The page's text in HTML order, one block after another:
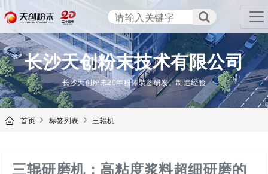
长沙天创粉末技术有限公司
TENCAN
长沙天创粉末20年粉体装备研发、制造经验
首页 标签列表 三辊机
三辊研磨机：高粘度浆料超细研磨的